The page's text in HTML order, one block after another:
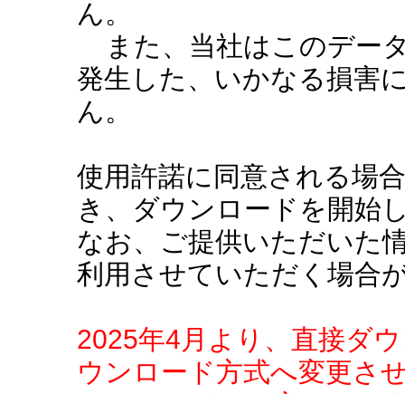
ん。
また、当社はこのデー
発生した、いかなる損害
ん。
使用許諾に同意される場
き、ダウンロードを開始
なお、ご提供いただいた
利用させていただく場合
2025年4月より、直接ダ
ウンロード方式へ変更さ